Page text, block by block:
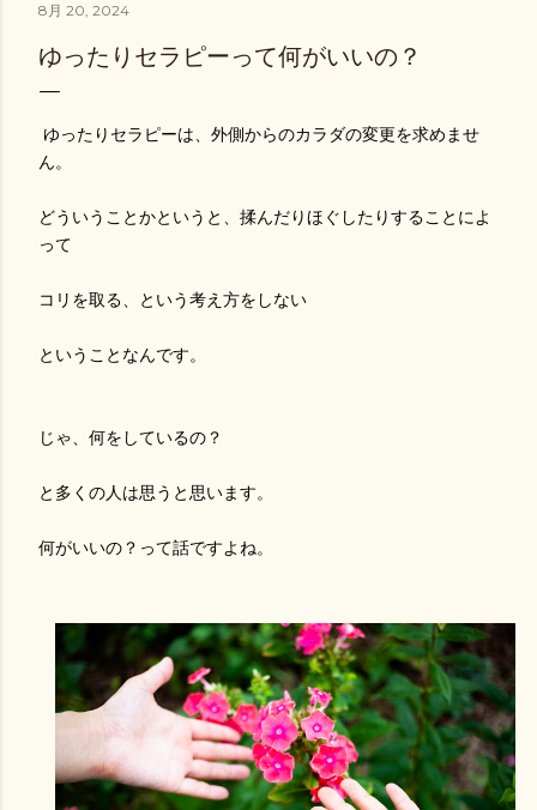
8月 20, 2024
ゆったりセラピーって何がいいの？
ゆったりセラピーは、外側からのカラダの変更を求めませ
ん。
どういうことかというと、揉んだりほぐしたりすることによ
って
コリを取る、という考え方をしない
ということなんです。
じゃ、何をしているの？
と多くの人は思うと思います。
何がいいの？って話ですよね。